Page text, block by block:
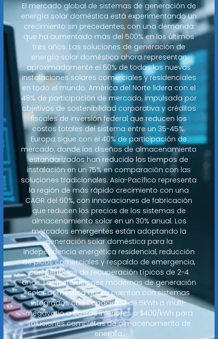
El mercado global de sistemas de generación de
energía solar doméstica está experimentando un
crecimiento sin precedentes, con una demanda
que ha aumentado más del 500% en los últimos
tres años. Las soluciones de generación de
energía solar doméstica ahora representan
aproximadamente el 60% de todas las nuevas
instalaciones solares comerciales y residenciales
en todo el mundo. América del Norte lidera con el
48% de participación de mercado, impulsada por
objetivos de sostenibilidad corporativa y créditos
fiscales de inversión federal que reducen los
costos totales del sistema entre un 35-45%.
Europa sigue con el 40% de participación de
mercado, donde los diseños de almacenamiento
estandarizados han reducido los tiempos de
instalación en un 75% en comparación con las
soluciones tradicionales. Asia-Pacífico representa
la región de más rápido crecimiento con una
CAGR del 60%, con innovaciones de fabricación
que reducen los precios de los sistemas de
almacenamiento solar en un 30% anual. Los
mercados emergentes están adoptando la
generación solar doméstica para la
independencia energética residencial, reducción
de picos comerciales y respaldo de emergencia,
con períodos de recuperación típicos de 2-4
años. Las instalaciones modernas de generación
solar doméstica ahora cuentan con sistemas
integrados con capacidad de 5kWh a multi-
megavatio a costos inferiores a $400/kWh para
soluciones completas de almacenamiento de
energía.